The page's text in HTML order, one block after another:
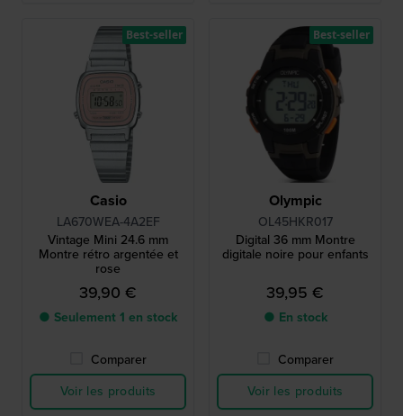
Casio
LA670WEA-4A2EF
Vintage Mini 24.6 mm
Montre rétro argentée et
rose
39,90 €
● Seulement 1 en stock
Comparer
Voir les produits
Best-seller
Olympic
OL45HKR017
Digital 36 mm Montre
digitale noire pour enfants
39,95 €
● En stock
Comparer
Voir les produits
Best-seller